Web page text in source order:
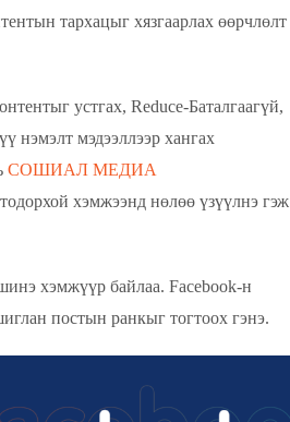
тархацыг хязгаарлах өөрчлөлт
устгах, Reduce-Баталгаагүй,
нэмэлт мэдээллээр хангах
СОШИАЛ МЕДИА
хэмжээнд нөлөө үзүүлнэ гэж
хэмжүүр байлаа. Facebook-н
постын ранкыг тогтоох гэнэ.